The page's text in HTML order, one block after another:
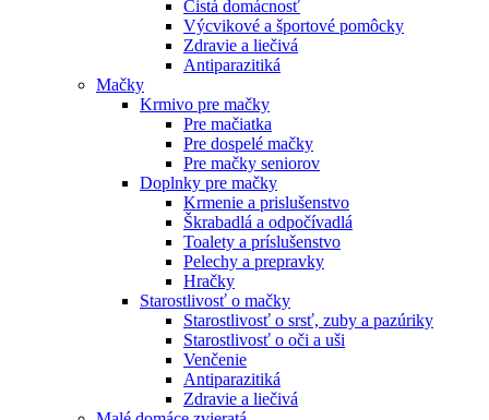
Čistá domácnosť
Výcvikové a športové pomôcky
Zdravie a liečivá
Antiparazitiká
Mačky
Krmivo pre mačky
Pre mačiatka
Pre dospelé mačky
Pre mačky seniorov
Doplnky pre mačky
Krmenie a prislušenstvo
Škrabadlá a odpočívadlá
Toalety а príslušenstvo
Pelechy a prepravky
Hračky
Starostlivosť o mačky
Starostlivosť o srsť, zuby a pazúriky
Starostlivosť o oči a uši
Venčenie
Antiparazitiká
Zdravie a liečivá